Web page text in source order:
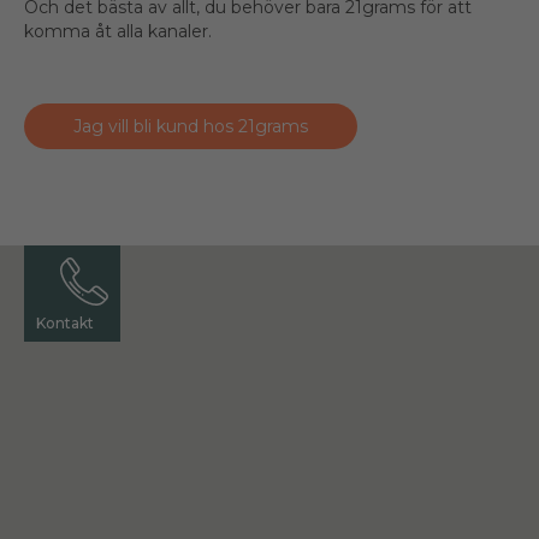
Och det bästa av allt, du behöver bara 21grams för att
komma åt alla kanaler.
Jag vill bli kund hos 21grams
Kontakt
Kontakt
Kontakt
Kontakt
Kontakt
Kontakt
Kontakt
Kontakt